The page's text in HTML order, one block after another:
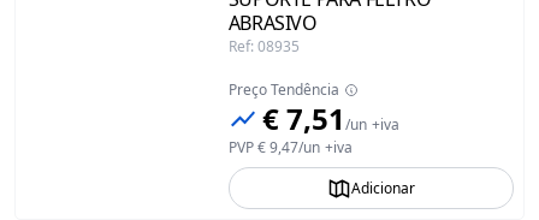
ABRASIVO
Ref: 08935
Preço Tendência
€ 7,51 /un +iva
PVP€ 9,47/un +iva
Adicionar